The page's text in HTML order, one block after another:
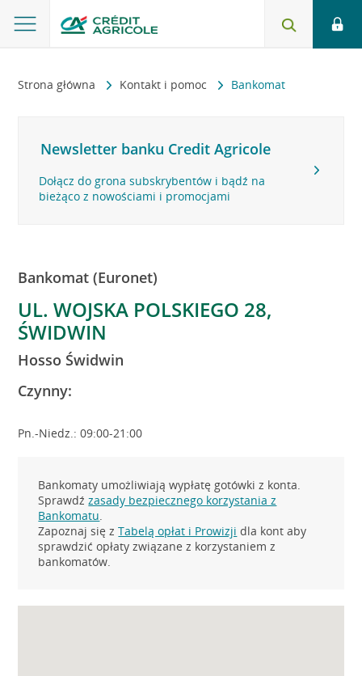
Strona główna Kontakt i pomoc Bankomat
Newsletter banku Credit Agricole
Dołącz do grona subskrybentów i bądź na
bieżąco z nowościami i promocjami
Bankomat (Euronet)
UL. WOJSKA POLSKIEGO 28,
ŚWIDWIN
Hosso Świdwin
Czynny:
Pn.-Niedz.: 09:00-21:00
Bankomaty umożliwiają wypłatę gotówki z konta.
Sprawdźzasady bezpiecznego korzystania z
Bankomatu.
Zapoznaj się zTabelą opłat i Prowizji dla kont aby
sprawdzić opłaty związane z korzystaniem z
bankomatów.